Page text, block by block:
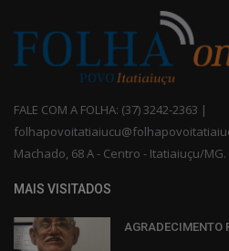
FALE COM A FOLHA: (37) 3242-2363 |
Machado, 68 A - Centro - Itatiaiuçu/MG.
MAIS VISITADOS
AGRADECIMENTO